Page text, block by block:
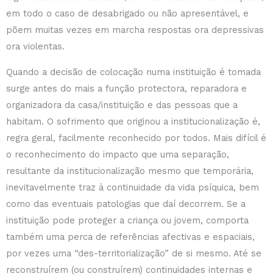
em todo o caso de desabrigado ou não apresentável, e
põem muitas vezes em marcha respostas ora depressivas
ora violentas.
Quando a decisão de colocação numa instituição é tomada
surge antes do mais a função protectora, reparadora e
organizadora da casa/instituição e das pessoas que a
habitam. O sofrimento que originou a institucionalização é,
regra geral, facilmente reconhecido por todos. Mais difícil é
o reconhecimento do impacto que uma separação,
resultante da institucionalização mesmo que temporária,
inevitavelmente traz à continuidade da vida psíquica, bem
como das eventuais patologias que daí decorrem. Se a
instituição pode proteger a criança ou jovem, comporta
também uma perca de referências afectivas e espaciais,
por vezes uma “des-territorialização” de si mesmo. Até se
reconstruírem (ou construírem) continuidades internas e